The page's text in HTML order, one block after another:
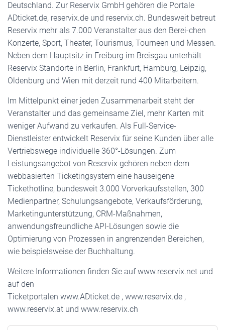
Deutschland. Zur Reservix GmbH gehören die Portale
ADticket.de, reservix.de und reservix.ch. Bundesweit betreut
Reservix mehr als 7.000 Veranstalter aus den Berei-chen
Konzerte, Sport, Theater, Tourismus, Tourneen und Messen.
Neben dem Hauptsitz in Freiburg im Breisgau unterhält
Reservix Standorte in Berlin, Frankfurt, Hamburg, Leipzig,
Oldenburg und Wien mit derzeit rund 400 Mitarbeitern.
Im Mittelpunkt einer jeden Zusammenarbeit steht der
Veranstalter und das gemeinsame Ziel, mehr Karten mit
weniger Aufwand zu verkaufen. Als Full-Service-
Dienstleister entwickelt Reservix für seine Kunden über alle
Vertriebswege individuelle 360°-Lösungen. Zum
Leistungsangebot von Reservix gehören neben dem
webbasierten Ticketingsystem eine hauseigene
Tickethotline, bundesweit 3.000 Vorverkaufsstellen, 300
Medienpartner, Schulungsangebote, Verkaufsförderung,
Marketingunterstützung, CRM-Maßnahmen,
anwendungsfreundliche API-Lösungen sowie die
Optimierung von Prozessen in angrenzenden Bereichen,
wie beispielsweise der Buchhaltung.
Weitere Informationen finden Sie auf www.reservix.net und
auf den
Ticketportalen www.ADticket.de , www.reservix.de ,
www.reservix.at und www.reservix.ch